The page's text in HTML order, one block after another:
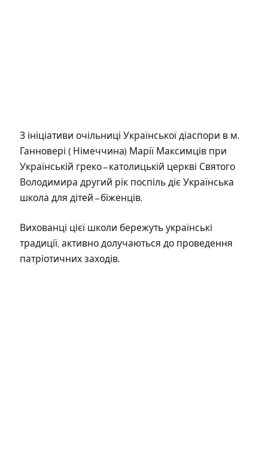
З ініціативи очільниці Української діаспори в м.
Ганновері ( Німеччина) Марії Максимців при
Українській греко – католицькій церкві Святого
Володимира другий рік поспіль діє Українська
школа для дітей – біженців.
Вихованці цієї школи бережуть українські
традиції, активно долучаються до проведення
патріотичних заходів.